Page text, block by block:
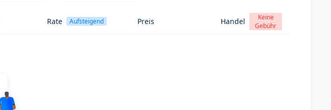
Rate Aufsteigend Preis Handel
Keine
Gebühr